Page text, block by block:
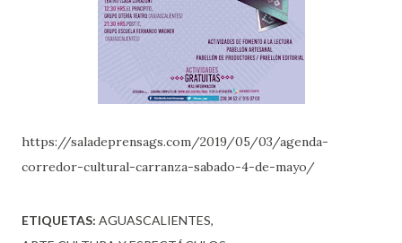
https://saladeprensags.com/2019/05/03/agenda-
corredor-cultural-carranza-sabado-4-de-mayo/
ETIQUETAS: AGUASCALIENTES